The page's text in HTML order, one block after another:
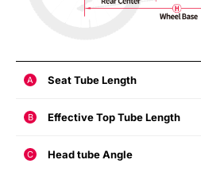
A Seat Tube Length
B Effective Top Tube Length
C Head tube Angle